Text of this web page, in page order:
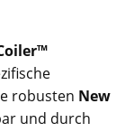
robusten New
und durch